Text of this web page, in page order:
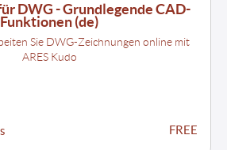
DWG - Grundlegende CAD-
Funktionen (de)
Sie DWG-Zeichnungen online mit
ARES Kudo
FREE